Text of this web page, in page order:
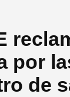
por
de